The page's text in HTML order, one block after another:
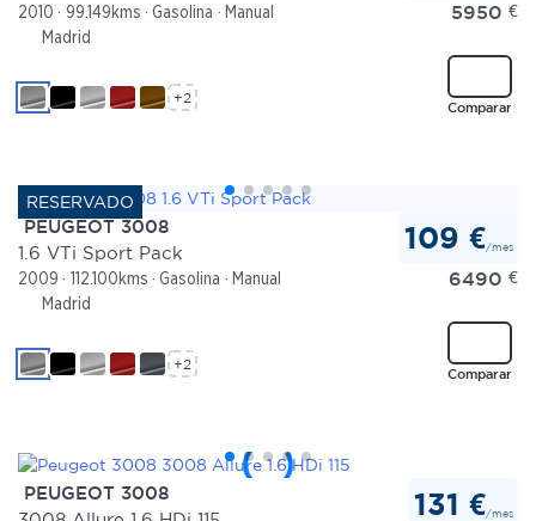
2010 99.149kms Gasolina
Manual
Madrid
5950 €
Comparar
+2
PEUGEOT 3008
1.6 VTi Sport Pack
2009 112.100kms Gasolina
Manual
Madrid
109 €/mes
6490 €
Comparar
+2
PEUGEOT 3008
131 €/mes